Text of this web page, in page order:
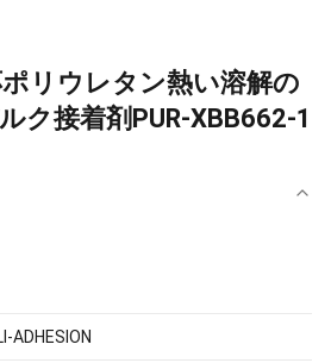
リウレタン熱い溶解の
ク接着剤PUR-XBB662-1
ADHESION